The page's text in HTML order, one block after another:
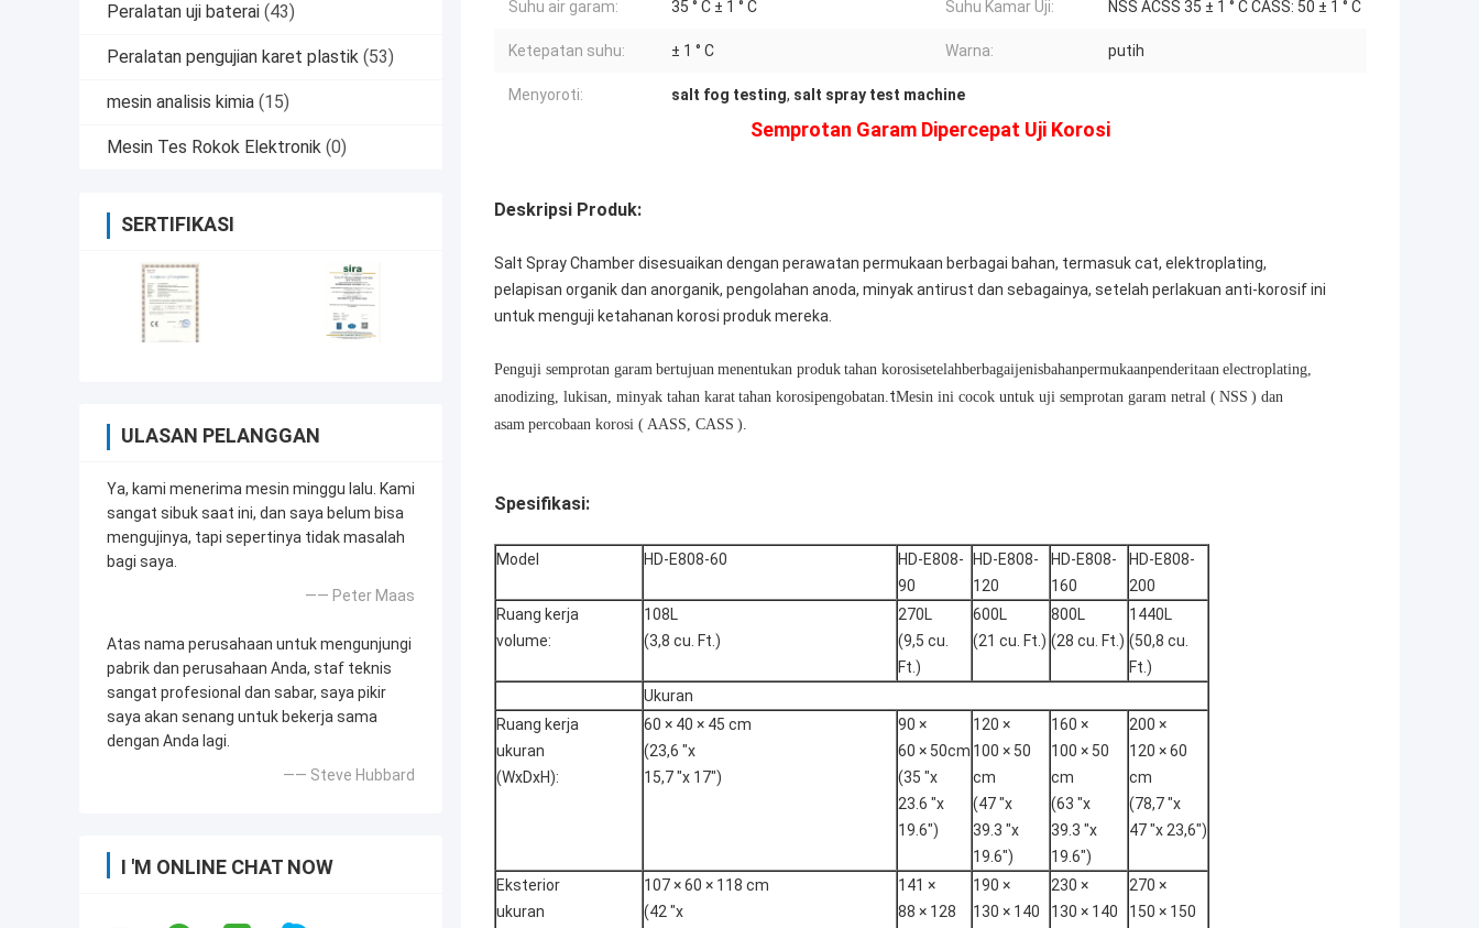
Peralatan uji baterai (43)
Peralatan pengujian karet plastik (53)
mesin analisis kimia (15)
Mesin Tes Rokok Elektronik (0)
SERTIFIKASI
ULASAN PELANGGAN
Ya, kami menerima mesin minggu lalu. Kami
sangat sibuk saat ini, dan saya belum bisa
mengujinya, tapi sepertinya tidak masalah
bagi saya.
—— Peter Maas
Atas nama perusahaan untuk mengunjungi
pabrik dan perusahaan Anda, staf teknis
sangat profesional dan sabar, saya pikir
saya akan senang untuk bekerja sama
dengan Anda lagi.
—— Steve Hubbard
I 'M ONLINE CHAT NOW
Suhu air garam: 35 ° C ± 1 ° C Suhu Kamar Uji: NSS ACSS 35 ± 1 ° C CASS: 50 ± 1 ° C
Ketepatan suhu: ± 1 ° C Warna: putih
Menyoroti: salt fog testing, salt spray test machine
Semprotan Garam Dipercepat Uji Korosi
Deskripsi Produk:
Salt Spray Chamber disesuaikan dengan perawatan permukaan berbagai bahan, termasuk cat, elektroplating,
pelapisan organik dan anorganik, pengolahan anoda, minyak antirust dan sebagainya, setelah perlakuan anti-korosif ini
untuk menguji ketahanan korosi produk mereka.
Penguji semprotan garam bertujuan menentukan produk tahan korosisetelahberbagaijenisbahanpermukaanpenderitaan electroplating,
anodizing, lukisan, minyak tahan karat tahan korosipengobatan.tMesin ini cocok untuk uji semprotan garam netral ( NSS ) dan
asam percobaan korosi ( AASS, CASS ).
Spesifikasi:
Model HD-E808-60
HD-E808-
90
HD-E808-
120
HD-E808-
160
HD-E808-
200
Ruang kerja
volume:
108L
(3,8 cu. Ft.)
270L
(9,5 cu.
Ft.)
600L
(21 cu. Ft.)
800L
(28 cu. Ft.)
1440L
(50,8 cu.
Ft.)
Ukuran
Ruang kerja
ukuran
(WxDxH):
60 × 40 × 45 cm
(23,6 "x
15,7 "x 17")
90 ×
60 × 50cm
(35 "x
23.6 "x
19.6")
120 ×
100 × 50
cm
(47 "x
39.3 "x
19.6")
160 ×
100 × 50
cm
(63 "x
39.3 "x
19.6")
200 ×
120 × 60
cm
(78,7 "x
47 "x 23,6")
Eksterior
ukuran
107 × 60 × 118 cm
(42 "x
141 ×
88 × 128
190 ×
130 × 140
230 ×
130 × 140
270 ×
150 × 150